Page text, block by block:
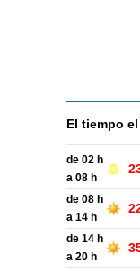
El tiempo el
de 02 h
a 08 h
de 08 h
a 14 h
de 14 h
a 20 h